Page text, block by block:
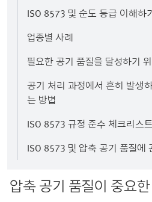
ISO 8573 및 순도 등급 이해하
업종별 사례
필요한 공기 품질을 달성하기
공기 처리 과정에서 흔히 발생
는 방법
ISO 8573 규정 준수 체크리스트
ISO 8573 및 압축 공기 품질에
압축 공기 품질이 중요